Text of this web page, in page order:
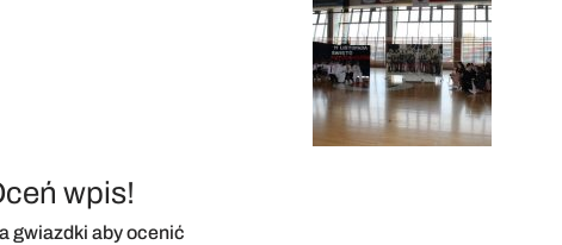
wpis!
gwiazdki aby ocenić